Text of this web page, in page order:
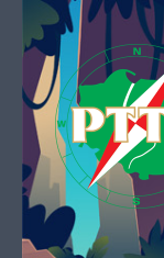
Skip to content